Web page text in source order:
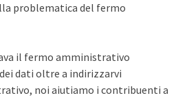
problematica del fermo
il fermo amministrativo
dati oltre a indirizzarvi
noi aiutiamo i contribuenti a